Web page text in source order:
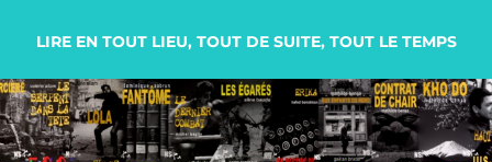
LIRE EN TOUT LIEU, TOUT DE SUITE, TOUT LE TEMPS